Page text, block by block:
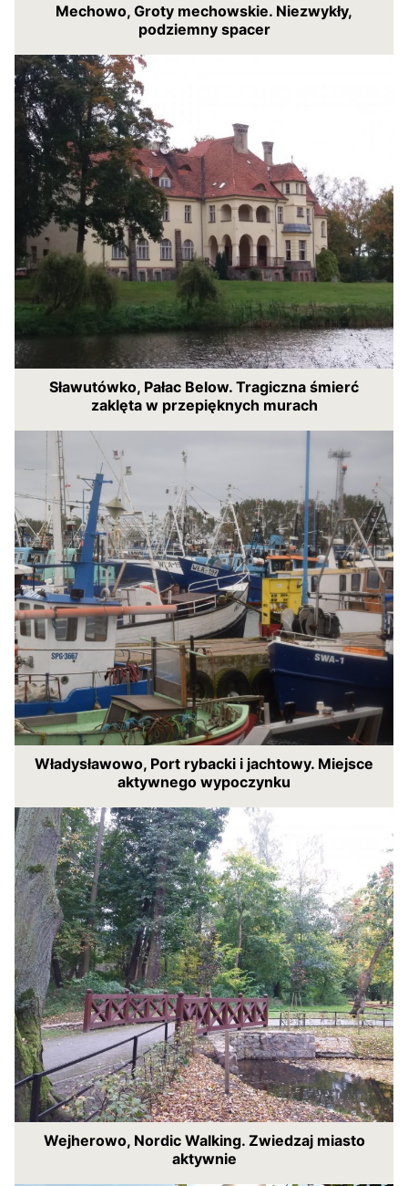
Mechowo, Groty mechowskie. Niezwykły,
podziemny spacer
Sławutówko, Pałac Below. Tragiczna śmierć
zaklęta w przepięknych murach
Władysławowo, Port rybacki i jachtowy. Miejsce
aktywnego wypoczynku
Wejherowo, Nordic Walking. Zwiedzaj miasto
aktywnie